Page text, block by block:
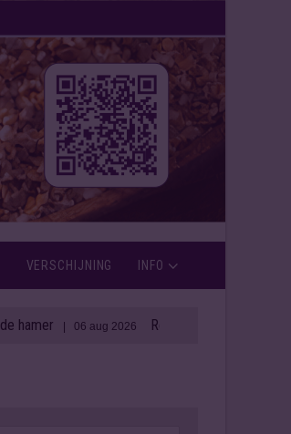
VERSCHIJNING INFO
| 06 aug 2026 Rémy Cointreau zet in op